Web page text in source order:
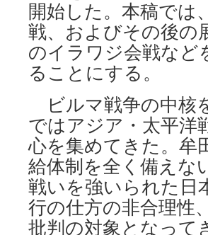
開始した。本稿では
戦、およびその後の
のイラワジ会戦など
ることにする。
ビルマ戦争の中核
ではアジア・太平洋
心を集めてきた。牟
給体制を全く備えな
戦いを強いられた日
行の仕方の非合理性
批判の対象となって